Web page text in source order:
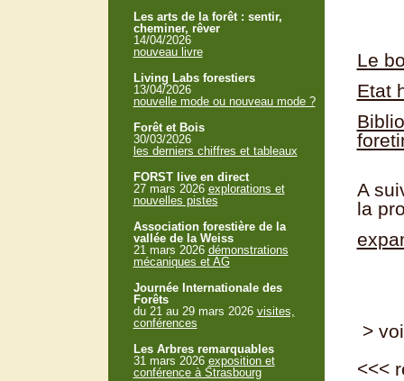
Le
Etat
A
la
>
<<<
Les arts de la forêt : sentir,
cheminer, rêver
14/04/2026
nouveau livre
Living Labs forestiers
13/04/2026
nouvelle mode ou nouveau mode ?
Forêt et Bois
30/03/2026
les derniers chiffres et tableaux
FORST live en direct
27 mars 2026 explorations et
nouvelles pistes
Association forestière de la
vallée de la Weiss
21 mars 2026 démonstrations
mécaniques et AG
Journée Internationale des
Forêts
du 21 au 29 mars 2026 visites,
conférences
Les Arbres remarquables
31 mars 2026 exposition et
conférence à Strasbourg